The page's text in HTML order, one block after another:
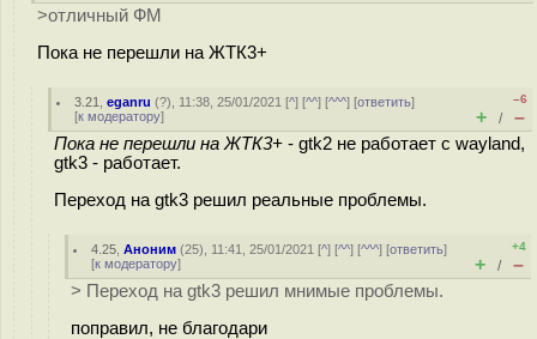
>отличный ФМ
Пока не перешли на ЖТК3+
3.21 ,eganru (?), 11:38, 25/01/2021 [^] [^^] [^^^] [ответить]
[к модератору]
–6
+ / –
Пока не перешли на ЖТК3+ - gtk2 не работает с wayland,
gtk3 - работает.
Переход на gtk3 решил реальные проблемы.
4.25 ,Аноним (25), 11:41, 25/01/2021 [^] [^^] [^^^] [ответить]
[к модератору]
+4
+ / –
> Переход на gtk3 решил мнимые проблемы.
поправил, не благодари